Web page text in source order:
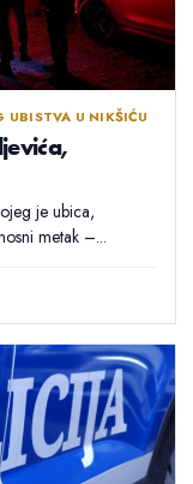
UBISTVA U NIKŠIĆU
je ubica,
metak –...